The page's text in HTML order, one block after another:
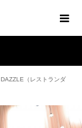
DAZZLE（レストランダ